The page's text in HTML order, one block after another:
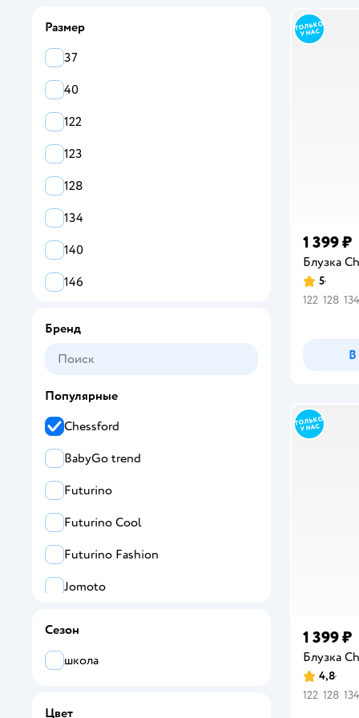
1 399 ₽
Блузка
Рейтинг:
5
122 128 134
В
1 399 ₽
Блузка
Рейтинг:
4,8
122 128 134
Размер
37
40
122
123
128
134
140
146
Бренд
Популярные
Chessford
BabyGo trend
Futurino
Futurino Cool
Futurino Fashion
Jomoto
Acoola
Сезон
школа
Цвет